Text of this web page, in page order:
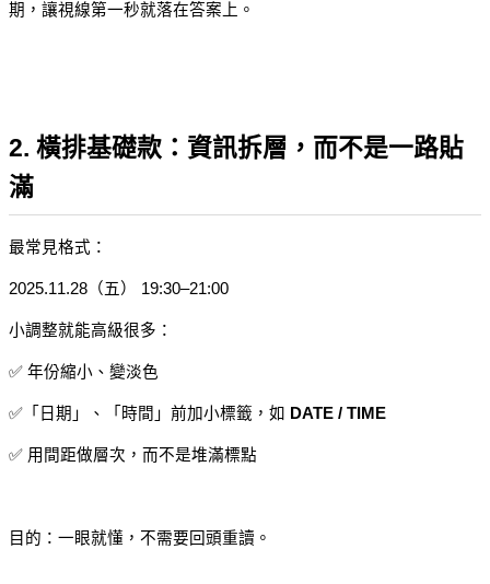
期，讓視線第一秒就落在答案上。
2. 橫排基礎款：資訊拆層，而不是一路貼
滿
最常見格式：
2025.11.28（五） 19:30–21:00
小調整就能高級很多：
✅ 年份縮小、變淡色
✅「日期」、「時間」前加小標籤，如 DATE / TIME
✅ 用間距做層次，而不是堆滿標點
目的：一眼就懂，不需要回頭重讀。